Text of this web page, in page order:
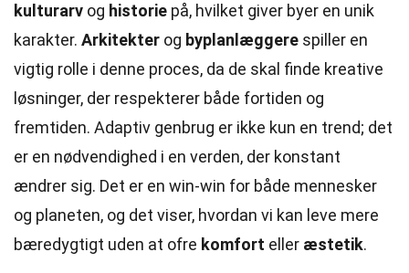
kulturarv og historie på, hvilket giver byer en unik
karakter. Arkitekter og byplanlæggere spiller en
vigtig rolle i denne proces, da de skal finde kreative
løsninger, der respekterer både fortiden og
fremtiden. Adaptiv genbrug er ikke kun en trend; det
er en nødvendighed i en verden, der konstant
ændrer sig. Det er en win-win for både mennesker
og planeten, og det viser, hvordan vi kan leve mere
bæredygtigt uden at ofre komfort eller æstetik.